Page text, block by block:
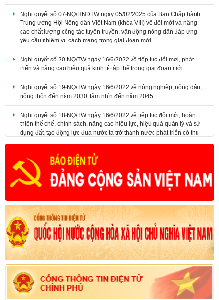
cao chất lượng công tác tuyên truyền, vận động nông dân đáp ứng
yêu cầu nhiệm vụ cách mạng trong giai đoạn mới
Nghị quyết số 20-NQ/TW ngày 16/6/2022 về tiếp tục đổi mới, phát
Nghị quyết số 19-NQ/TW ngày 16/6/2022 về nông nghiệp, nông dân,
Nghị quyết số 18-NQ/TW ngày 16/6/2022 về tiếp tục đổi mới, hoàn
dụng đất, tạo động lực đưa nước ta trở thành nước phát triển có thu
nhập cao.
Kế hoạch phát triển nông nghiệp ứng dụng công nghệ cao, nông
nghiệp theo hướng hữu cơ gắn với công nghiệp chế biến và thị
trường tiêu thụ sản phẩm trên địa bàn tỉnh Đồng Nai đến năm 2025